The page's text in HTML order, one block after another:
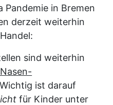
Pandemie in Bremen
derzeit weiterhin
sind weiterhin
ist darauf
für Kinder unter